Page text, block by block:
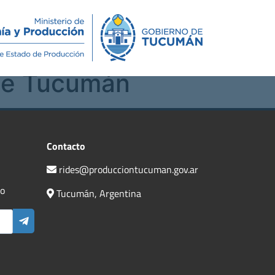
Novedades Contacto
Tucumán
Contacto
rides@producciontucuman.gov.ar
Tucumán, Argentina